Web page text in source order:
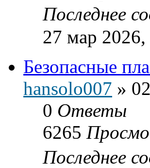
Последнее
27 мар
Безопасные
hansolo007 »
0 Ответы
6265
Последнее